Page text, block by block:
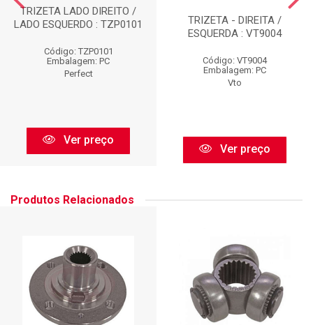
TRIZETA LADO DIREITO /
LADO ESQUERDO : TZP0101
Código: TZP0101
Embalagem: PC
Perfect
Ver preço
TRIZETA - DIREITA /
ESQUERDA : VT9004
Código: VT9004
Embalagem: PC
Vto
Ver preço
Produtos Relacionados